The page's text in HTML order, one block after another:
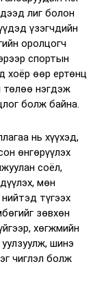
лиг болон
үзэгчдийн
оролцогч
спортын
хоёр өөр ертөнц
төлөө нэгдэж
болж байна.
нь хүүхэд,
өнгөрүүлэх
соёл,
мөн
түгээх
зөвхөн
хөгжмийн
шинэ
чиглэл болж